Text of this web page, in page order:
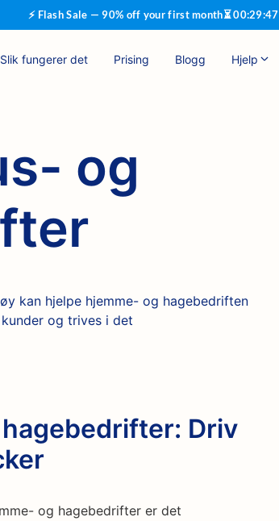
⚡ Flash Sale — 90% off your first month⏳00:29:46
Slik fungerer det Prising Blogg Hjelp
og
kan hjelpe hjemme- og hagebedriften
og trives i det
Driv
og hagebedrifter er det